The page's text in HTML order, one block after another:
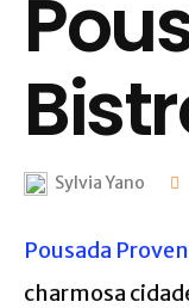
Sylvia Yano
Pousada
charmosa